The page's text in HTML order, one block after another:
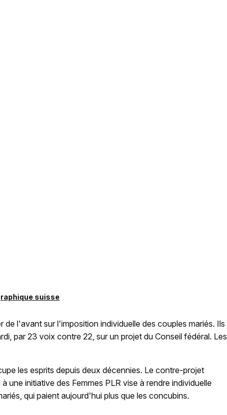
suisse
de l'avant sur l'imposition individuelle des couples mariés. Ils
par 23 voix contre 22, sur un projet du Conseil fédéral. Les
les esprits depuis deux décennies. Le contre-projet
une initiative des Femmes PLR vise à rendre individuelle
qui paient aujourd'hui plus que les concubins.